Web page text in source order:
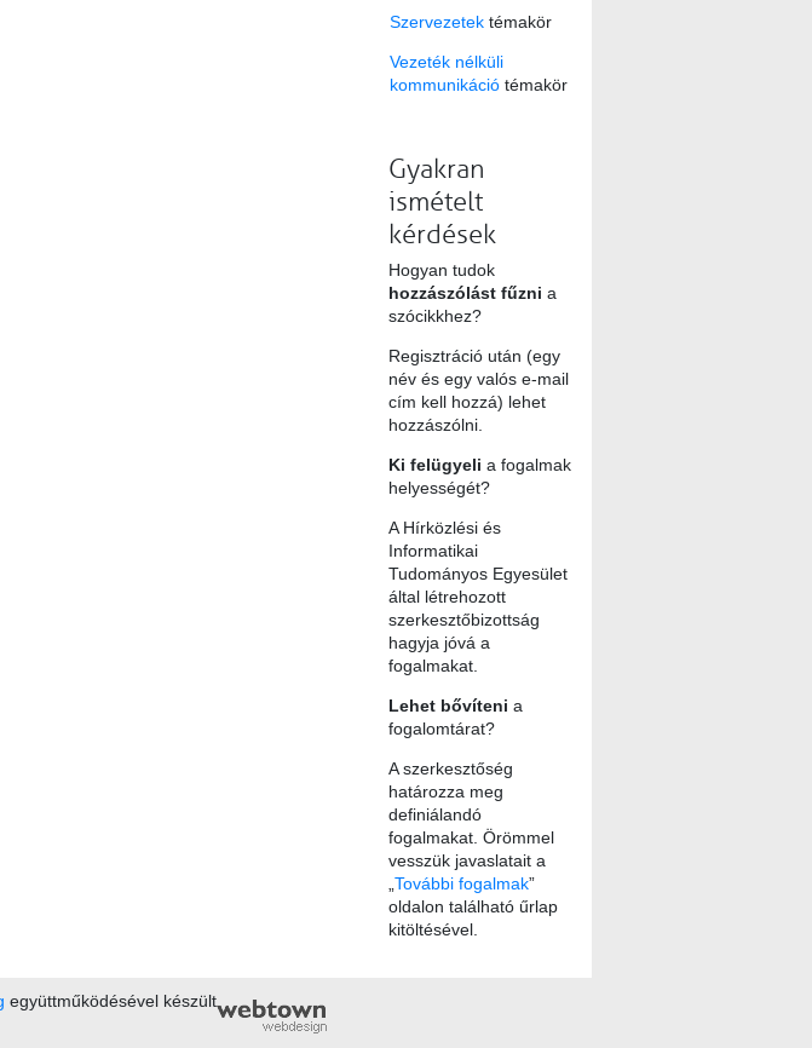
Szervezetektémakör
Vezeték nélküli
kommunikációtémakör
Gyakran
ismételt
kérdések
Hogyan tudok
hozzászólást fűzni a
szócikkhez?
Regisztráció után (egy
név és egy valós e-mail
cím kell hozzá) lehet
hozzászólni.
Ki felügyeli a fogalmak
helyességét?
A Hírközlési és
Informatikai
Tudományos Egyesület
által létrehozott
szerkesztőbizottság
hagyja jóvá a
fogalmakat.
Lehet bővíteni a
fogalomtárat?
A szerkesztőség
határozza meg
definiálandó
fogalmakat. Örömmel
vesszük javaslatait a
További fogalmak”
oldalon található űrlap
kitöltésével.
együttműködésével készült